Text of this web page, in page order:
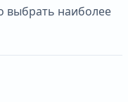
выбрать наиболее